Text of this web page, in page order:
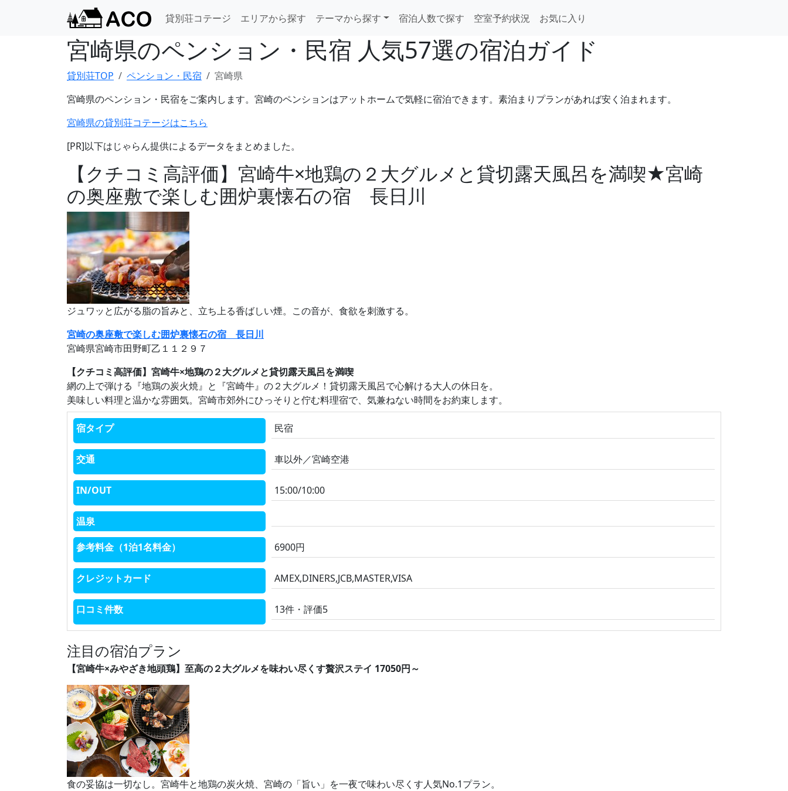
貸別荘コテージ エリアから探す テーマから探す 宿泊人数で探す 空室予約状況 お気に入り
宮崎県のペンション・民宿 人気57選の宿泊ガイド
貸別荘TOP ペンション・民宿
宮崎県
宮崎県のペンション・民宿をご案内します。宮崎のペンションはアットホームで気軽に宿泊できます。素泊まりプランがあれば安く泊まれます。
宮崎県の貸別荘コテージはこちら
[PR]以下はじゃらん提供によるデータをまとめました。
【クチコミ高評価】宮崎牛×地鶏の２大グルメと貸切露天風呂を満喫★宮崎
の奥座敷で楽しむ囲炉裏懐石の宿 長日川
ジュワッと広がる脂の旨みと、立ち上る香ばしい煙。この音が、食欲を刺激する。
宮崎の奥座敷で楽しむ囲炉裏懐石の宿 長日川
宮崎県宮崎市田野町乙１１２９７
【クチコミ高評価】宮崎牛×地鶏の２大グルメと貸切露天風呂を満喫
網の上で弾ける『地鶏の炭火焼』と『宮崎牛』の２大グルメ！貸切露天風呂で心解ける大人の休日を。
美味しい料理と温かな雰囲気。宮崎市郊外にひっそりと佇む料理宿で、気兼ねない時間をお約束します。
宿タイプ 民宿
交通 車以外／宮崎空港
IN/OUT 15:00/10:00
温泉
参考料金（1泊1名料金）
6900円
クレジットカード AMEX,DINERS,JCB,MASTER,VISA
口コミ件数 13件・評価5
注目の宿泊プラン
【宮崎牛×みやざき地頭鶏】至高の２大グルメを味わい尽くす贅沢ステイ 17050円～
食の妥協は一切なし。宮崎牛と地鶏の炭火焼、宮崎の「旨い」を一夜で味わい尽くす人気No.1プラン。